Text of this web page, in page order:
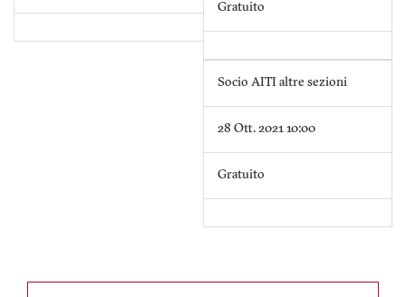
Gratuito
Socio AITI altre sezioni
28 Ott. 2021 10:00
Gratuito